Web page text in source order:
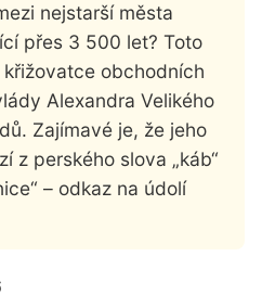
nejstarší města
přes 3 500 let? Toto
obchodních
Alexandra Velikého
Zajímavé je, že jeho
z perského slova „káb“
– odkaz na údolí